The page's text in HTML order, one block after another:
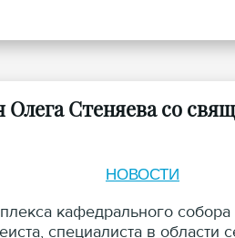
Олега Стеняева со
НОВОСТИ
кафедрального
специалиста в области